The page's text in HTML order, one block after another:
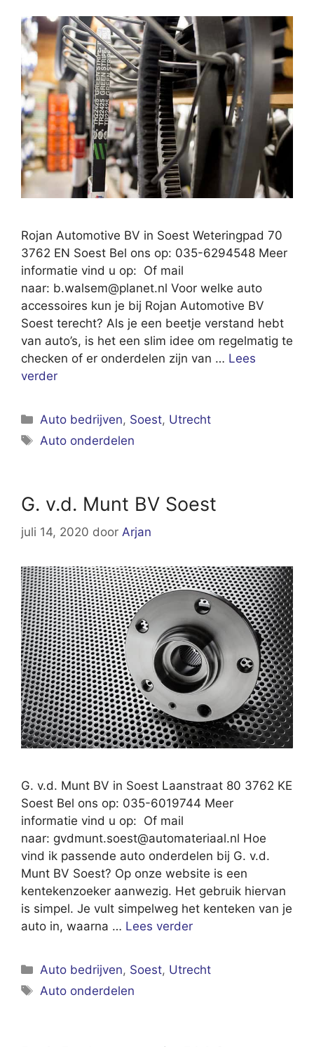
Rojan Automotive BV in Soest Weteringpad 70
3762 EN Soest Bel ons op: 035-6294548 Meer
informatie vind u op: Of mail
naar: b.walsem@planet.nl Voor welke auto
accessoires kun je bij Rojan Automotive BV
Soest terecht? Als je een beetje verstand hebt
van auto’s, is het een slim idee om regelmatig te
checken of er onderdelen zijn van … Lees
verder
Categorieën
Auto bedrijven, Soest, Utrecht
Tags
Auto onderdelen
G. v.d. Munt BV Soest
juli 14, 2020 door Arjan
G. v.d. Munt BV in Soest Laanstraat 80 3762 KE
Soest Bel ons op: 035-6019744 Meer
informatie vind u op: Of mail
naar: gvdmunt.soest@automateriaal.nl Hoe
vind ik passende auto onderdelen bij G. v.d.
Munt BV Soest? Op onze website is een
kentekenzoeker aanwezig. Het gebruik hiervan
is simpel. Je vult simpelweg het kenteken van je
auto in, waarna … Lees verder
Categorieën
Auto bedrijven, Soest, Utrecht
Tags
Auto onderdelen